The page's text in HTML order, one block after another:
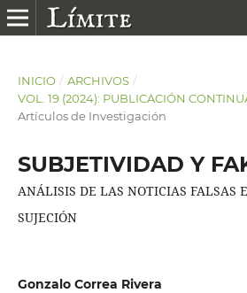
INICIO / ARCHIVOS /
VOL. 19 (2024): PUBLICACIÓN
Artículos de Investigación
SUBJETIVIDAD Y
ANÁLISIS DE LAS NOTICIAS FALSAS
SUJECIÓN
Gonzalo Correa Rivera